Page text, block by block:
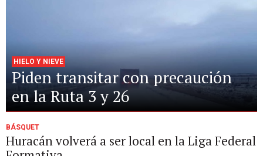
HIELO Y NIEVE
Piden transitar con precaución
en la Ruta 3 y 26
BÁSQUET
Huracán volverá a ser local en la Liga Federal